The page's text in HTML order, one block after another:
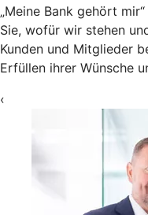
„Meine Bank gehört
Sie, wofür wir stehen
Kunden und Mitglieder
Erfüllen ihrer Wünsche
‹